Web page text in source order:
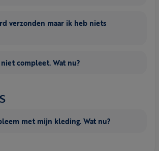
verzonden maar ik heb niets
compleet. Wat nu?
met mijn kleding. Wat nu?